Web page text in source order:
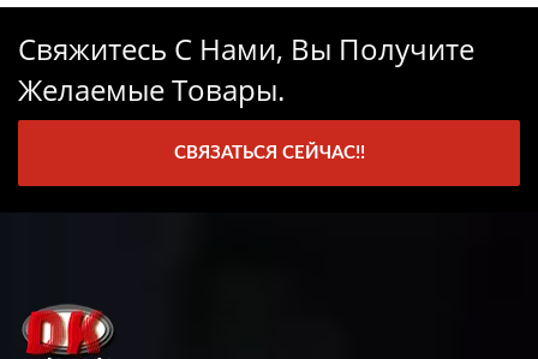
Свяжитесь С Нами, Вы Получите
Желаемые Товары.
СВЯЗАТЬСЯ СЕЙЧАС!!